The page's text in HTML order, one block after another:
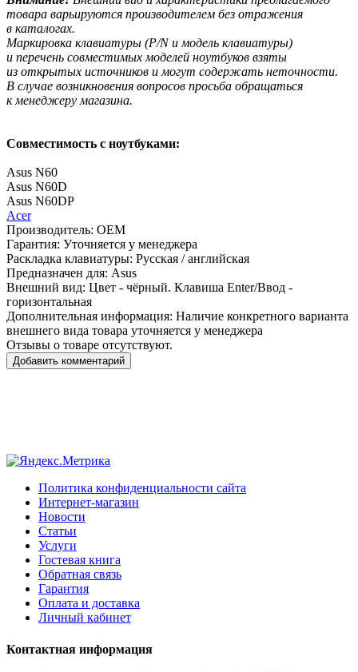
товара варьируются производителем без отражения
в каталогах.
Маркировка клавиатуры (P/N и модель клавиатуры)
и перечень совместимых моделей ноутбуков взяты
из открытых источников и могут содержать неточности.
В случае возникновения вопросов просьба обращаться
к менеджеру магазина.
Совместимость с ноутбуками:
Asus N60
Asus N60D
Asus N60DP
Acer
Производитель: OEM
Гарантия: Уточняется у менеджера
Раскладка клавиатуры: Русская / английская
Предназначен для: Asus
Внешний вид: Цвет - чёрный. Клавиша Enter/Ввод -
горизонтальная
Дополнительная информация: Наличие конкретного варианта
внешнего вида товара уточняется у менеджера
Отзывы о товаре отсутствуют.
Добавить комментарий
Политика конфиденциальности сайта
Интернет-магазин
Новости
Статьи
Услуги
Гостевая книга
Обратная связь
Гарантия
Оплата и доставка
Личный кабинет
Контактная информация